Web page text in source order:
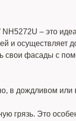
– это
и осуществляет
свои фасады с
в дождливом или
грязь. Это